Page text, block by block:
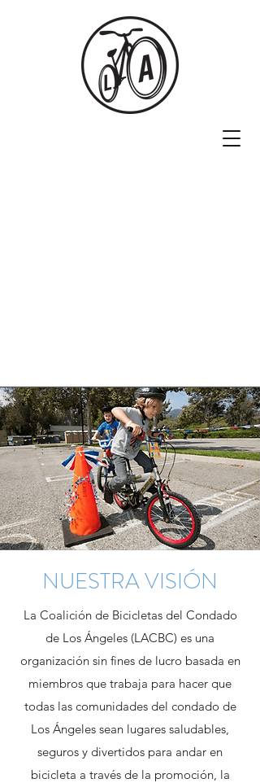
NUESTRA VISIÓN
La Coalición de Bicicletas del Condado
de Los Ángeles (LACBC) es una
organización sin fines de lucro basada en
miembros que trabaja para hacer que
todas las comunidades del condado de
Los Ángeles sean lugares saludables,
seguros y divertidos para andar en
bicicleta a través de la promoción, la